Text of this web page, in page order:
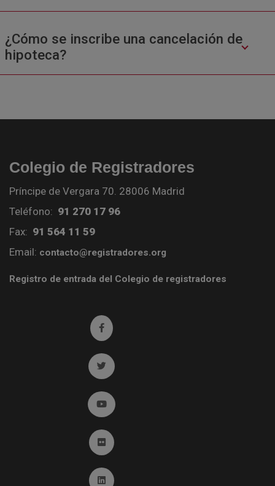
¿Cómo se inscribe una cancelación de
hipoteca?
Colegio de Registradores
Príncipe de Vergara 70. 28006 Madrid
Teléfono: 91 270 17 96
Fax: 91 564 11 59
Email: contacto@registradores.org
Registro de entrada del Colegio de registradores
Ir a facebook (abre en ventana nueva)
Ir a twitter (abre en ventana nueva)
Ir a YouTube (abre en ventana nueva)
Ir a Flickr (abre en ventana nueva)
Ir a Linkedin (abre en ventana nueva)